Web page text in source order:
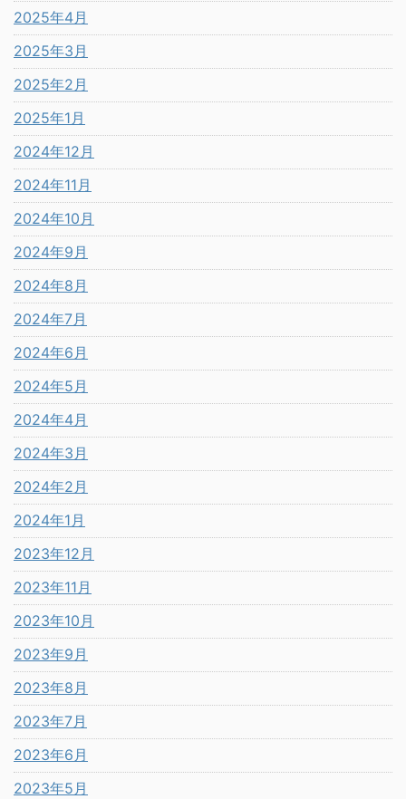
2025年4月
2025年3月
2025年2月
2025年1月
2024年12月
2024年11月
2024年10月
2024年9月
2024年8月
2024年7月
2024年6月
2024年5月
2024年4月
2024年3月
2024年2月
2024年1月
2023年12月
2023年11月
2023年10月
2023年9月
2023年8月
2023年7月
2023年6月
2023年5月